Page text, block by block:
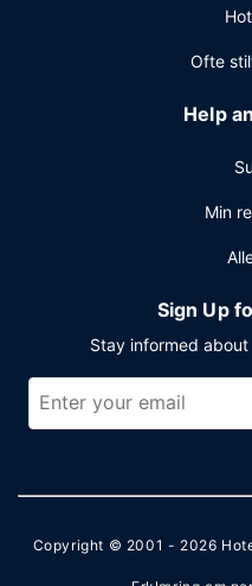
Ofte
Help
Min
Sign Up
Stay informed
Copyright © 2001 - 2026